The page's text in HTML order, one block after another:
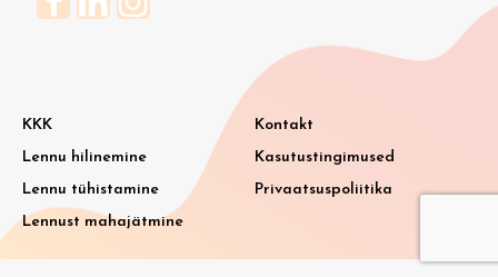
KKK
Lennu hilinemine
Lennu tühistamine
Lennust mahajätmine
Kontakt
Kasutustingimused
Privaatsuspoliitika